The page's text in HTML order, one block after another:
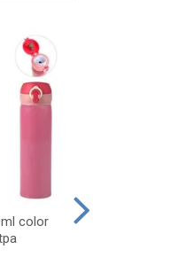
color